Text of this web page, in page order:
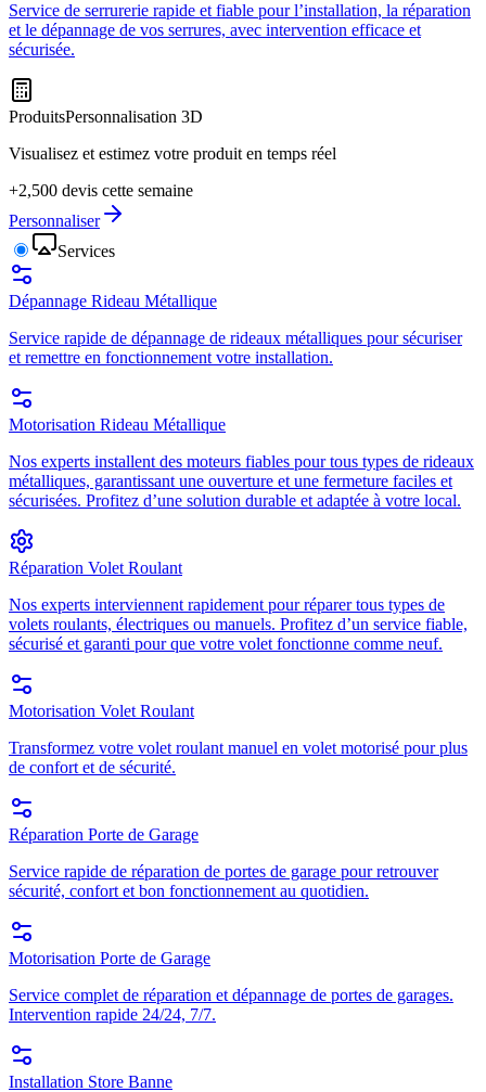
Service de serrurerie rapide et fiable pour l’installation, la réparation
et le dépannage de vos serrures, avec intervention efficace et
sécurisée.
ProduitsPersonnalisation 3D
Visualisez et estimez votre produit en temps réel
+2,500 devis cette semaine
Personnaliser
Services
Dépannage Rideau Métallique
Service rapide de dépannage de rideaux métalliques pour sécuriser
et remettre en fonctionnement votre installation.
Motorisation Rideau Métallique
Nos experts installent des moteurs fiables pour tous types de rideaux
métalliques, garantissant une ouverture et une fermeture faciles et
sécurisées. Profitez d’une solution durable et adaptée à votre local.
Réparation Volet Roulant
Nos experts interviennent rapidement pour réparer tous types de
volets roulants, électriques ou manuels. Profitez d’un service fiable,
sécurisé et garanti pour que votre volet fonctionne comme neuf.
Motorisation Volet Roulant
Transformez votre volet roulant manuel en volet motorisé pour plus
de confort et de sécurité.
Réparation Porte de Garage
Service rapide de réparation de portes de garage pour retrouver
sécurité, confort et bon fonctionnement au quotidien.
Motorisation Porte de Garage
Service complet de réparation et dépannage de portes de garages.
Intervention rapide 24/24, 7/7.
Installation Store Banne